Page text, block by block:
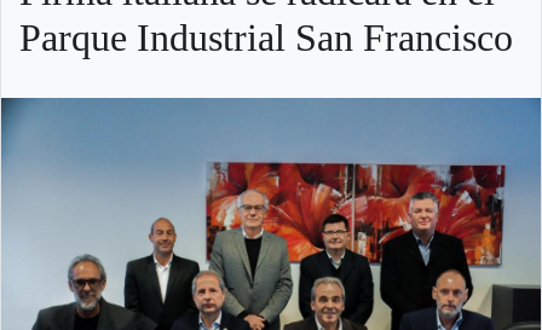
Parque Industrial San Francisco